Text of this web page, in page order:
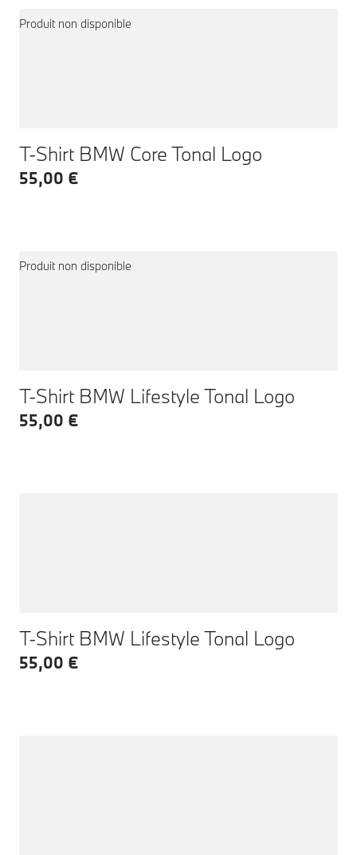
Produit non disponible
T-Shirt BMW Core Tonal Logo
55,00 €
Produit non disponible
T-Shirt BMW Lifestyle Tonal Logo
55,00 €
T-Shirt BMW Lifestyle Tonal Logo
55,00 €